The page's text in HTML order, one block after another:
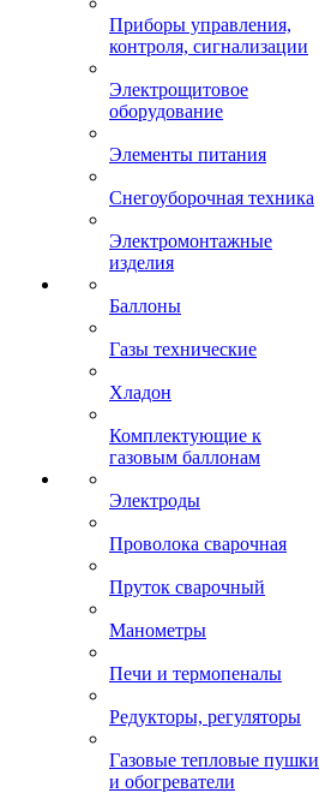
Приборы управления,
контроля, сигнализации
Электрощитовое
оборудование
Элементы питания
Снегоуборочная техника
Электромонтажные
изделия
Баллоны
Газы технические
Хладон
Комплектующие к
газовым баллонам
Электроды
Проволока сварочная
Пруток сварочный
Манометры
Печи и термопеналы
Редукторы, регуляторы
Газовые тепловые пушки
и обогреватели